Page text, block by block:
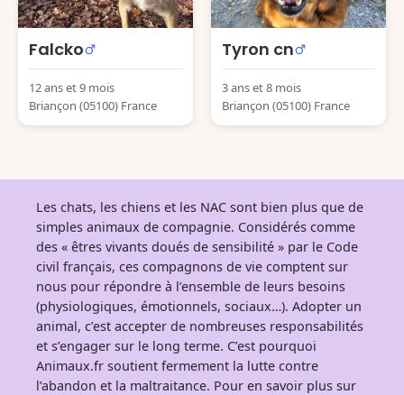
Falcko
12 ans et 9 mois
Briançon (05100) France
Tyron cn
3 ans et 8 mois
Briançon (05100) France
Les chats, les chiens et les NAC sont bien plus que de
simples animaux de compagnie. Considérés comme
des « êtres vivants doués de sensibilité » par le Code
civil français, ces compagnons de vie comptent sur
nous pour répondre à l’ensemble de leurs besoins
(physiologiques, émotionnels, sociaux…). Adopter un
animal, c’est accepter de nombreuses responsabilités
et s’engager sur le long terme. C’est pourquoi
Animaux.fr soutient fermement la lutte contre
l’abandon et la maltraitance. Pour en savoir plus sur